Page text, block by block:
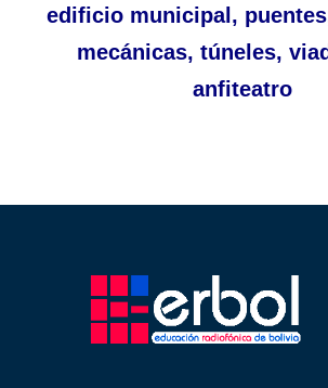
edificio municipal,
mecánicas, túneles,
anfiteatro